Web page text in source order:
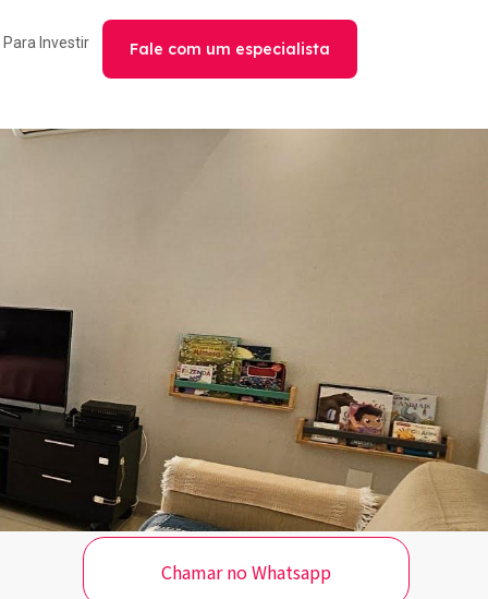
Para Investir Fale com um especialista
Chamar no Whatsapp